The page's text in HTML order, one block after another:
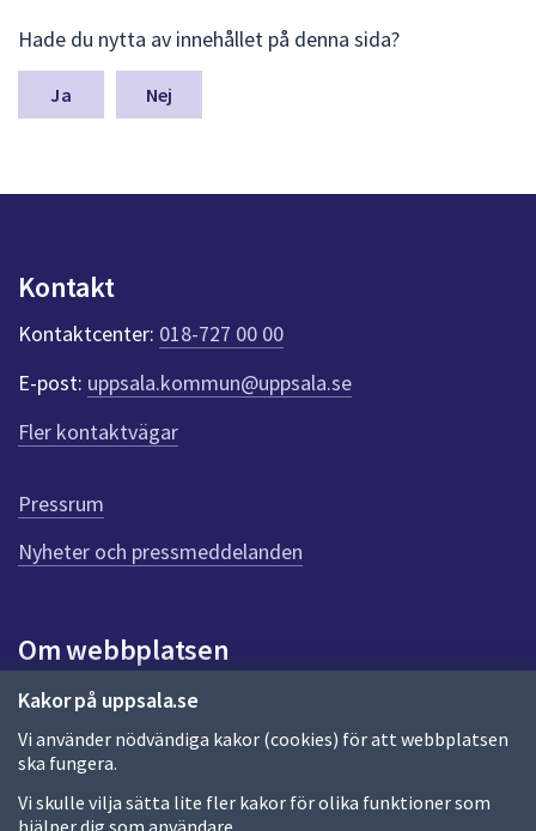
Kakor på uppsala.se
Vi använder nödvändiga kakor (cookies) för att webbplatsen
ska fungera.
Vi skulle vilja sätta lite fler kakor för olika funktioner som
hjälper dig som användare.
ä
m
a
n
k
t
e
r
f
ö
r
e
n
n
a
d
a
Hade du nytta av innehållet på denna sida?
Nej
Kontakt
Kontaktcenter: 018-727 00 00
E-post: uppsala.kommun@uppsala.se
Fler kontaktvägar
Pressrum
Nyheter och pressmeddelanden
Om webbplatsen
Om webbplatsen
Allmänna handlingar och diarium
Behandling av personuppgifter